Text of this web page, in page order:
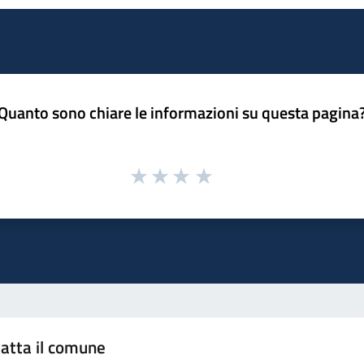
sono chiare le informazioni su questa
il comune